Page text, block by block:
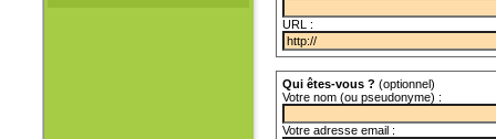
URL :
Qui êtes-vous ? (optionnel)
Votre nom (ou pseudonyme) :
Votre adresse email :